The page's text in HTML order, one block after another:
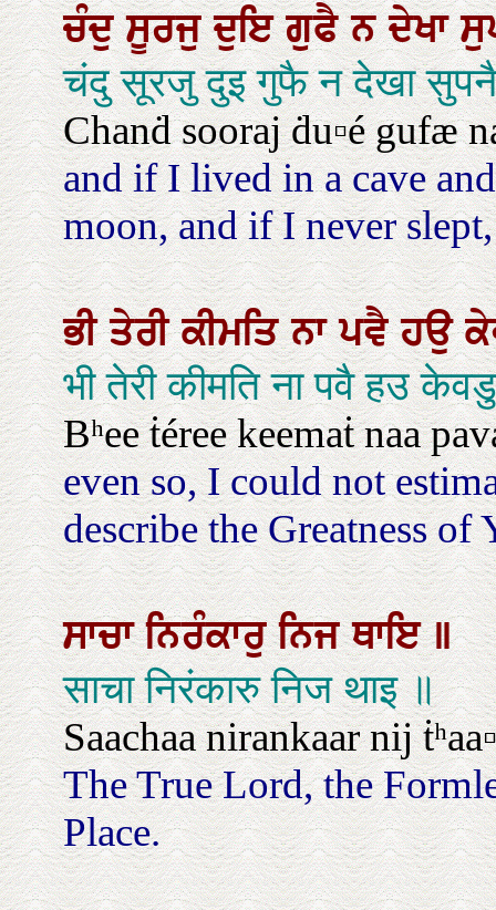
ਚੰਦੁਸੂਰਜੁਦੁਇਗੁਫੈਨਦੇਖਾ
चंदु सूरजु दुइ गुफै न देखा
Chanḋ sooraj ḋu▫é gufæ
and if I lived in a cave
moon, and if I never
ਭੀਤੇਰੀਕੀਮਤਿਨਾਪਵੈਹਉ
भी तेरी कीमति ना पवै हउ
Bʰee ṫéree keemaṫ naa
even so, I could not
describe the Greatness of
ਸਾਚਾਨਿਰੰਕਾਰੁਨਿਜਥਾਇ॥
साचा निरंकारु निज थाइ ॥
Saachaa nirankaar nij
The True Lord, the
Place.